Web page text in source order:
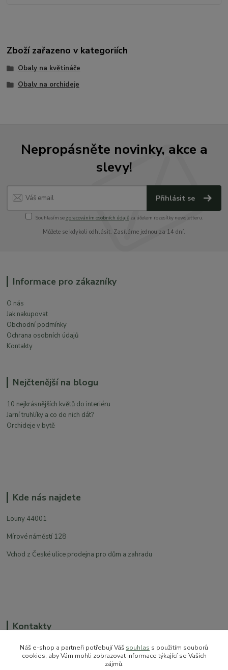
Zboží zařazeno v kategoriích
Obaly na květináče
Obaly na orchideje
Nepropásněte novinky, akce a
slevy!
Přihlásit se
Souhlasím se zpracováním osobních údajůza účelem rozesílky newsletteru.
Můžete se kdykoli odhlásit. Zasíláme jednou za 14 dní.
Informace pro zákazníky
O nás
Jak nakupovat
Obchodní podmínky
Ochrana osobních údajů
Kontakty
Nejčtenější na blogu
10 nejkrásnějších květů do interiéru
Jarní truhlíky a co do nich dát?
Orchideje v bytě
Kde nás najdete
Louny 44001
Mírové náměstí 128
Vchod z České ulice prodejna pro dům a zahradu
Kontakty
Náš e-shop a partneři potřebují Váš souhlas s použitím souborů
cookies, aby Vám mohli zobrazovat informace týkající se Vašich
zájmů.